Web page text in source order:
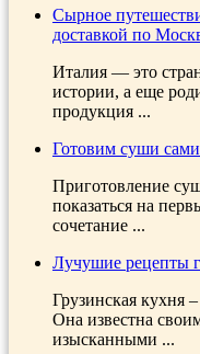
Сырное
доставкой по
Италия — это
истории, а еще
продукция ...
Готовим суши
Приготовление
показаться на
сочетание ...
Лучушие рецепты
Грузинская кухня
Она известна
изысканными ...